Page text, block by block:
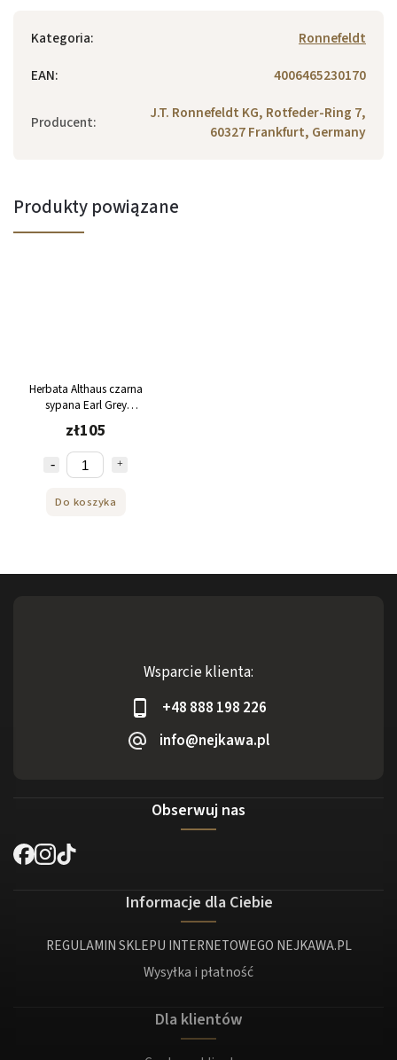
Kategoria:
Ronnefeldt
EAN: 4006465230170
Producent:
J.T. Ronnefeldt KG, Rotfeder-Ring 7,
60327 Frankfurt, Germany
Produkty powiązane
Herbata Althaus czarna
sypana Earl Grey
SUPREME 250g
zł105
Do koszyka
Wsparcie klienta:
+48 888 198 226
info@nejkawa.pl
Obserwuj nas
Informacje dla Ciebie
REGULAMIN SKLEPU INTERNETOWEGO NEJKAWA.PL
Wysyłka i płatność
Dla klientów